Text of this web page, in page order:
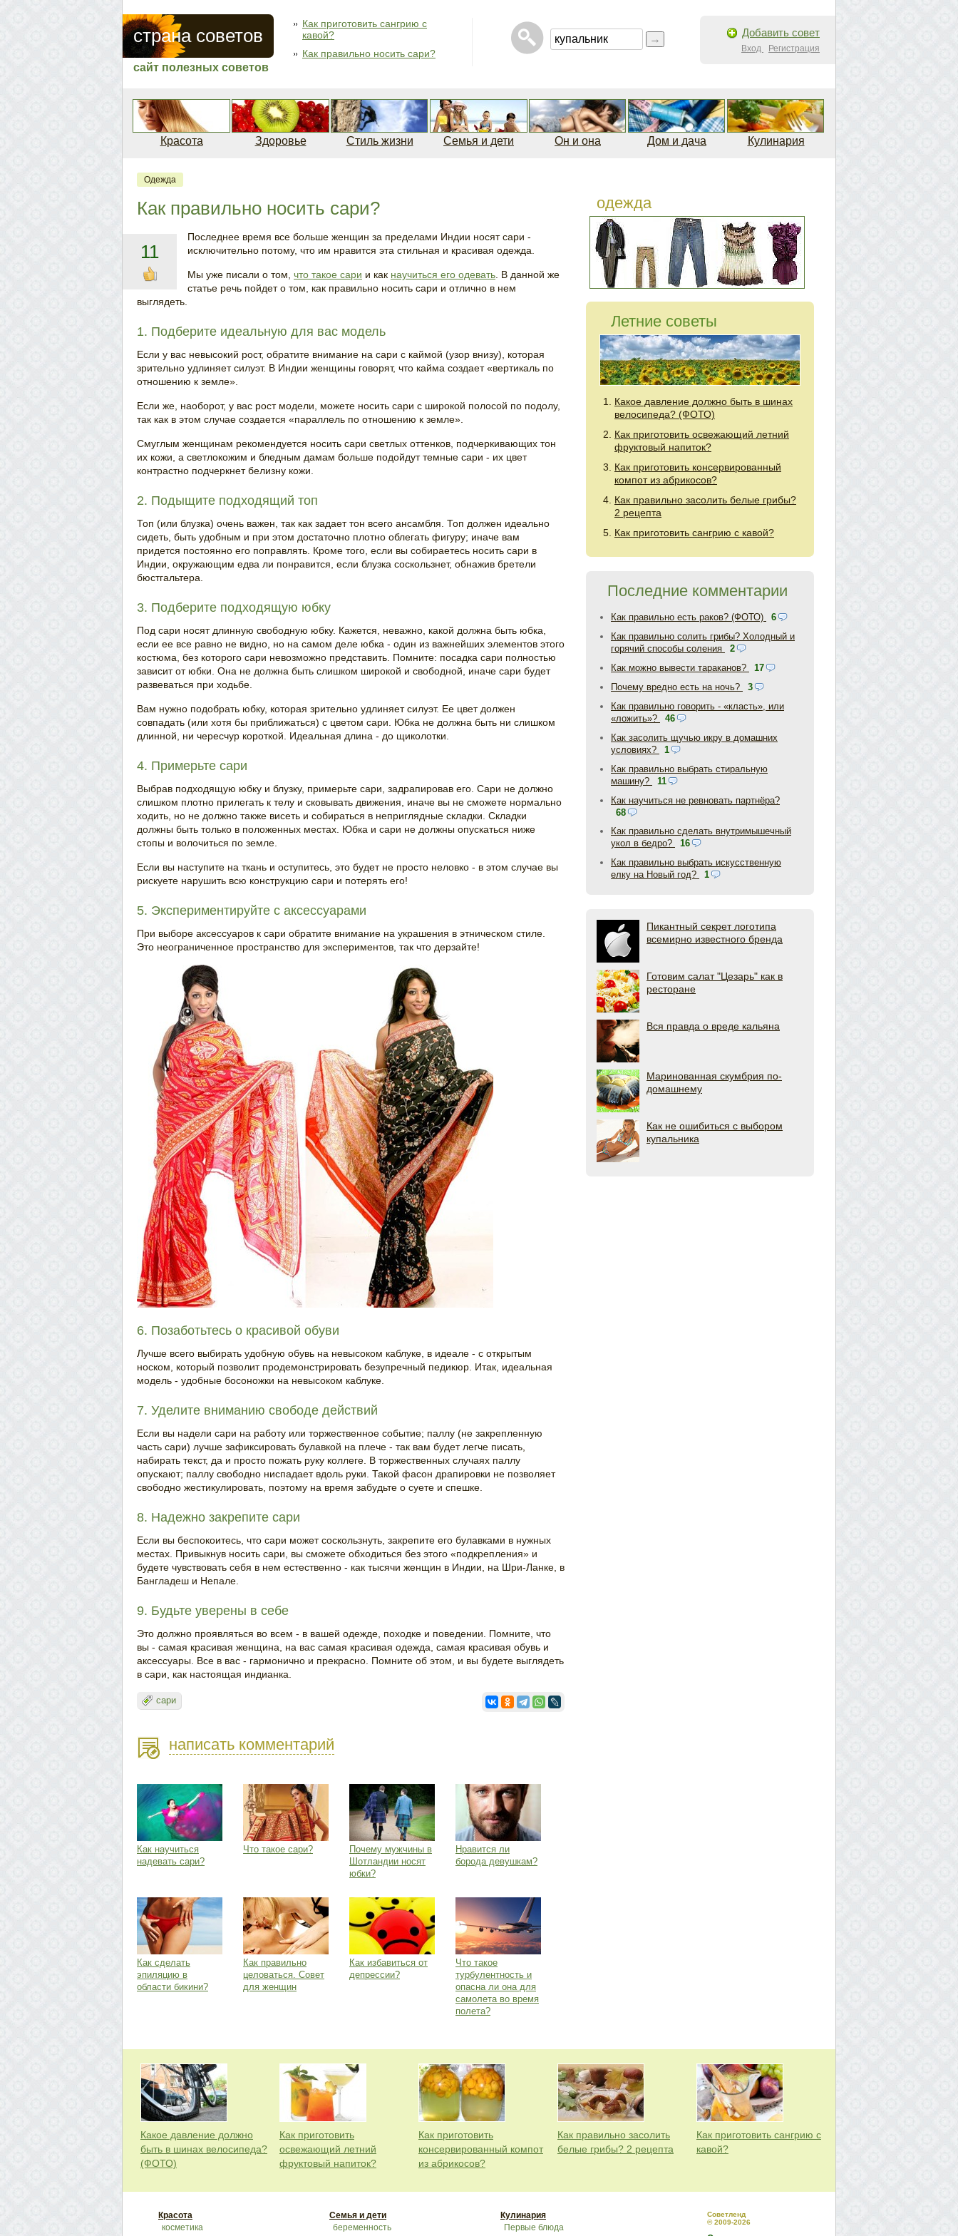
страна советов
сайт полезных советов
Как приготовить сангрию с
кавой?
Как правильно носить сари?
Добавить совет
Вход Регистрация
Красота Здоровье Стиль жизни Семья и дети Он и она Дом и дача Кулинария
Одежда
Как правильно носить сари?
11
Последнее время все больше женщин за пределами Индии носят сари -
исключительно потому, что им нравится эта стильная и красивая одежда.
Мы уже писали о том, что такое сари и как научиться его одевать . В данной же
статье речь пойдет о том, как правильно носить сари и отлично в нем
выглядеть.
1. Подберите идеальную для вас модель
Если у вас невысокий рост, обратите внимание на сари с каймой (узор внизу), которая
зрительно удлиняет силуэт. В Индии женщины говорят, что кайма создает «вертикаль по
отношению к земле».
Если же, наоборот, у вас рост модели, можете носить сари с широкой полосой по подолу,
так как в этом случае создается «параллель по отношению к земле».
Смуглым женщинам рекомендуется носить сари светлых оттенков, подчеркивающих тон
их кожи, а светлокожим и бледным дамам больше подойдут темные сари - их цвет
контрастно подчеркнет белизну кожи.
2. Подыщите подходящий топ
Топ (или блузка) очень важен, так как задает тон всего ансамбля. Топ должен идеально
сидеть, быть удобным и при этом достаточно плотно облегать фигуру; иначе вам
придется постоянно его поправлять. Кроме того, если вы собираетесь носить сари в
Индии, окружающим едва ли понравится, если блузка соскользнет, обнажив бретели
бюстгальтера.
3. Подберите подходящую юбку
Под сари носят длинную свободную юбку. Кажется, неважно, какой должна быть юбка,
если ее все равно не видно, но на самом деле юбка - один из важнейших элементов этого
костюма, без которого сари невозможно представить. Помните: посадка сари полностью
зависит от юбки. Она не должна быть слишком широкой и свободной, иначе сари будет
развеваться при ходьбе.
Вам нужно подобрать юбку, которая зрительно удлиняет силуэт. Ее цвет должен
совпадать (или хотя бы приближаться) с цветом сари. Юбка не должна быть ни слишком
длинной, ни чересчур короткой. Идеальная длина - до щиколотки.
4. Примерьте сари
Выбрав подходящую юбку и блузку, примерьте сари, задрапировав его. Сари не должно
слишком плотно прилегать к телу и сковывать движения, иначе вы не сможете нормально
ходить, но не должно также висеть и собираться в неприглядные складки. Складки
должны быть только в положенных местах. Юбка и сари не должны опускаться ниже
стопы и волочиться по земле.
Если вы наступите на ткань и оступитесь, это будет не просто неловко - в этом случае вы
рискуете нарушить всю конструкцию сари и потерять его!
5. Экспериментируйте с аксессуарами
При выборе аксессуаров к сари обратите внимание на украшения в этническом стиле.
Это неограниченное пространство для экспериментов, так что дерзайте!
6. Позаботьтесь о красивой обуви
Лучше всего выбирать удобную обувь на невысоком каблуке, в идеале - с открытым
носком, который позволит продемонстрировать безупречный педикюр. Итак, идеальная
модель - удобные босоножки на невысоком каблуке.
7. Уделите вниманию свободе действий
Если вы надели сари на работу или торжественное событие; паллу (не закрепленную
часть сари) лучше зафиксировать булавкой на плече - так вам будет легче писать,
набирать текст, да и просто пожать руку коллеге. В торжественных случаях паллу
опускают; паллу свободно ниспадает вдоль руки. Такой фасон драпировки не позволяет
свободно жестикулировать, поэтому на время забудьте о суете и спешке.
8. Надежно закрепите сари
Если вы беспокоитесь, что сари может соскользнуть, закрепите его булавками в нужных
местах. Привыкнув носить сари, вы сможете обходиться без этого «подкрепления» и
будете чувствовать себя в нем естественно - как тысячи женщин в Индии, на Шри-Ланке, в
Бангладеш и Непале.
9. Будьте уверены в себе
Это должно проявляться во всем - в вашей одежде, походке и поведении. Помните, что
вы - самая красивая женщина, на вас самая красивая одежда, самая красивая обувь и
аксессуары. Все в вас - гармонично и прекрасно. Помните об этом, и вы будете выглядеть
в сари, как настоящая индианка.
сари
написать комментарий
Как научиться
надевать сари?
Что такое сари?
Почему мужчины в
Шотландии носят
юбки?
Нравится ли
борода девушкам?
Как сделать
эпиляцию в
области бикини?
Как правильно
целоваться. Совет
для женщин
Как избавиться от
депрессии?
Что такое
турбулентность и
опасна ли она для
самолета во время
полета?
одежда
Летние советы
Какое давление должно быть в шинах
велосипеда? (ФОТО)
Как приготовить освежающий летний
фруктовый напиток?
Как приготовить консервированный
компот из абрикосов?
Как правильно засолить белые грибы?
2 рецепта
Как приготовить сангрию с кавой?
Последние комментарии
Как правильно есть раков? (ФОТО)
6
Как правильно солить грибы? Холодный и
горячий способы соления
2
Как можно вывести тараканов?
17
Почему вредно есть на ночь?
3
Как правильно говорить - «класть», или
«ложить»?
46
Как засолить щучью икру в домашних
условиях?
1
Как правильно выбрать стиральную
машину?
11
Как научиться не ревновать партнёра?
68
Как правильно сделать внутримышечный
укол в бедро?
16
Как правильно выбрать искусственную
елку на Новый год?
1
Пикантный секрет логотипа
всемирно известного бренда
Готовим салат "Цезарь" как в
ресторане
Вся правда о вреде кальяна
Маринованная скумбрия по-
домашнему
Как не ошибиться с выбором
купальника
Какое давление должно
быть в шинах велосипеда?
(ФОТО)
Как приготовить
освежающий летний
фруктовый напиток?
Как приготовить
консервированный компот
из абрикосов?
Как правильно засолить
белые грибы? 2 рецепта
Как приготовить сангрию с
кавой?
Красота
косметика
Семья и дети
беременность
Кулинария
Первые блюда
Советленд
© 2009-2026